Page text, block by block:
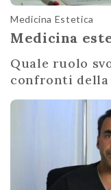
Medicina Estetica
Medicina
Quale ruolo
confronti della